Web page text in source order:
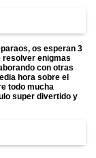
os esperan 3
resolver enigmas
con otras
hora sobre el
todo mucha
super divertido y